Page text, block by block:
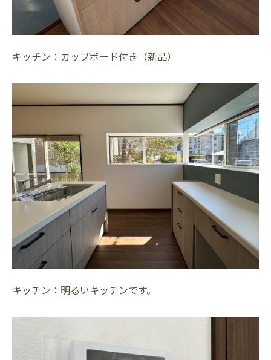
キッチン：カップボード付き（新品）
キッチン：明るいキッチンです。